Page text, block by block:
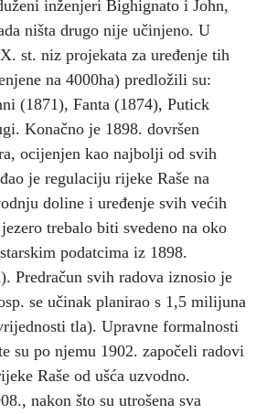
inženjeri Bighignato i John,
ništa drugo nije učinjeno. U
st. niz projekata za uređenje tih
na 4000ha) predložili su:
(1871), Fanta (1874), Putick
Konačno je 1898. dovršen
ocijenjen kao najbolji od svih
je regulaciju rijeke Raše na
doline i uređenje svih većih
trebalo biti svedeno na oko
podatcima iz 1898.
Predračun svih radova iznosio je
se učinak planirao s 1,5 milijuna
tla). Upravne formalnosti
su po njemu 1902. započeli radovi
Raše od ušća uzvodno.
nakon što su utrošena sva